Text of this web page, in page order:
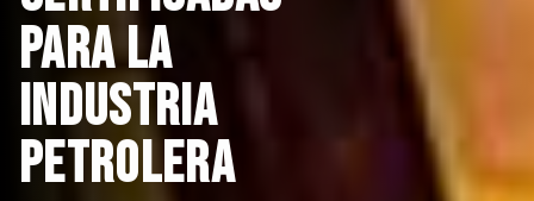
para la
industria
petrolera